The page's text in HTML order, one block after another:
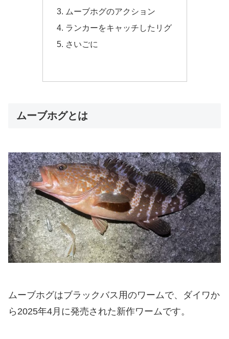
ムーブホグのアクション
ランカーをキャッチしたリグ
さいごに
ムーブホグとは
ムーブホグはブラックバス用のワームで、ダイワか
ら2025年4月に発売された新作ワームです。